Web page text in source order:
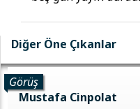
Diğer Öne Çıkanlar
Görüş
Mustafa Cinpolat